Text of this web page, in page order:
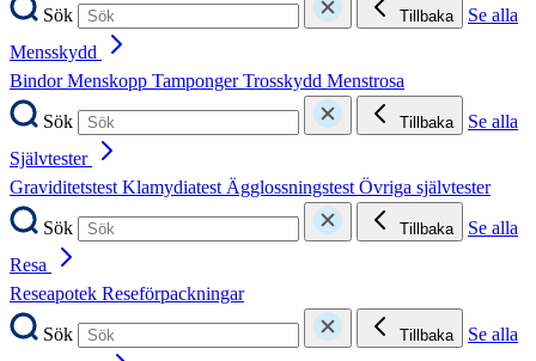
Sök
Tillbaka
Se alla
Mensskydd
BindorMenskopp TampongerTrosskydd Menstrosa
Sök
Tillbaka
Se alla
Självtester
GraviditetstestKlamydiatestÄgglossningstestÖvriga självtester
Sök
Tillbaka
Se alla
Resa
Reseapotek Reseförpackningar
Sök
Tillbaka
Se alla